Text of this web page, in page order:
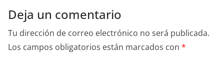
Deja un comentario
Tu dirección de correo electrónico no será publicada.
Los campos obligatorios están marcados con *